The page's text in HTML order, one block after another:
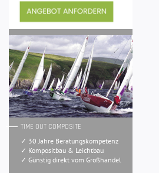
TIME OUT COMPOSITE
✓ 30 Jahre Beratungskompetenz
✓ Kompositbau & Leichtbau
✓ Günstig direkt vom Großhandel